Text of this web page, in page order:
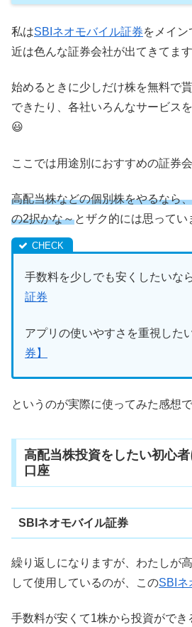
私はSBIネオモバイル証券をメイ
近は色んな証券会社が出てきてます
始めるときに少しだけ株を無料で
できたり、各社いろんなサービス
😃
ここでは用途別におすすめの証券
高配当株などの個別株をやるなら
の2択かな～とザク的には思ってい
手数料を少しでも安くしたいなら
証券
アプリの使いやすさを重視した
券】
というのが実際に使ってみた感想
高配当株投資をしたい初心
口座
SBIネオモバイル証券
繰り返しになりますが、わたしが
して使用しているのが、このSBIネ
手数料が安くて1株から投資ができ